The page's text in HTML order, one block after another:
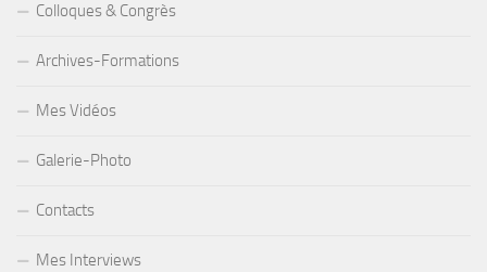
Colloques & Congrès
Archives-Formations
Mes Vidéos
Galerie-Photo
Contacts
Mes Interviews